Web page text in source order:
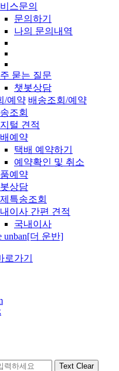
스문의
문의하기
나의 문의내역
묻는 질문
챗봇상담
/예약 배송조회/예약
조회
털 견적
예약
택배 예약하기
예약확인 및 취소
예약
상담
특송조회
이사 간편 견적
국내이사
unban[더 운반]
로가기
Text Clear